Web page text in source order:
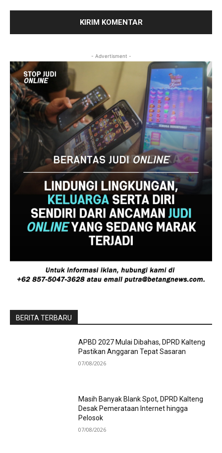
- Advertisment -
BERITA TERBARU
APBD 2027 Mulai Dibahas, DPRD Kalteng
Pastikan Anggaran Tepat Sasaran
07/08/2026
Masih Banyak Blank Spot, DPRD Kalteng
Desak Pemerataan Internet hingga
Pelosok
07/08/2026